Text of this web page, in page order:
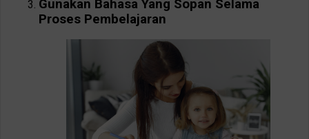
Gunakan Bahasa Yang Sopan Selama
Proses Pembelajaran